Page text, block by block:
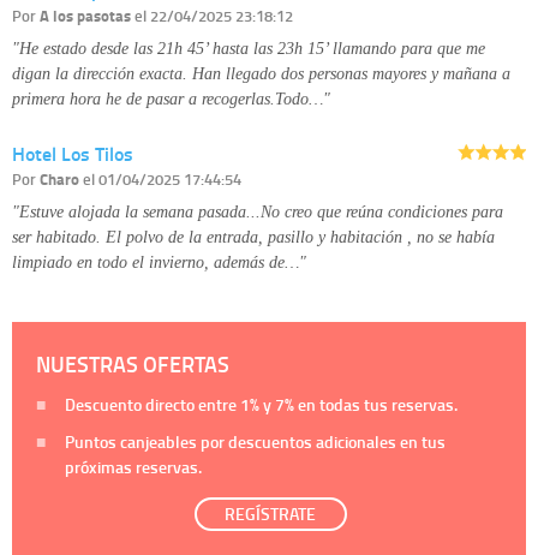
PorA los pasotasel 22/04/2025 23:18:12
"He estado desde las 21h 45’ hasta las 23h 15’ llamando para que me
digan la dirección exacta. Han llegado dos personas mayores y mañana a
primera hora he de pasar a recogerlas.Todo…"
Hotel Los Tilos
PorCharoel 01/04/2025 17:44:54
"Estuve alojada la semana pasada...No creo que reúna condiciones para
ser habitado. El polvo de la entrada, pasillo y habitación , no se había
limpiado en todo el invierno, además de…"
NUESTRAS OFERTAS
Descuento directo entre 1%y 7%en todas tus reservas.
Puntos canjeables por descuentos adicionales en tus
próximas reservas.
REGÍSTRATE